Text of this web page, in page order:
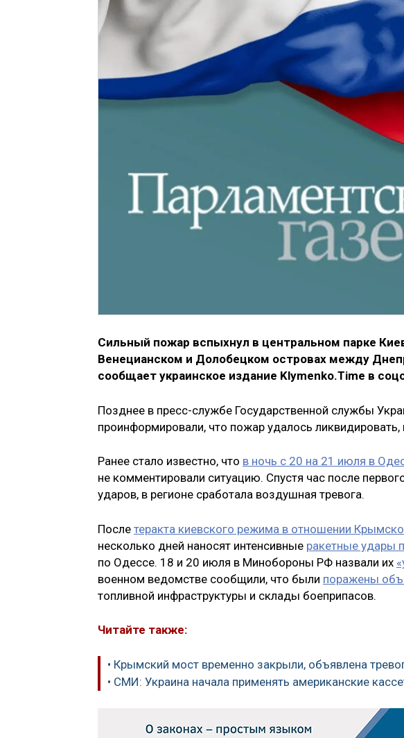
Сильный пожар вспыхнул в центральном парке
Венецианском и Долобецком островах между
сообщает украинское издание Klymenko.Time в
Позднее в пресс-службе Государственной службы
проинформировали, что пожар удалось ликвидировать,
Ранее стало известно, что в ночь с 20 на 21 июля в
не комментировали ситуацию. Спустя час после
ударов, в регионе сработала воздушная тревога.
После теракта киевского режима в отношении
несколько дней наносят интенсивные ракетные удары
по Одессе. 18 и 20 июля в Минобороны РФ назвали их
военном ведомстве сообщили, что были поражены
топливной инфраструктуры и склады боеприпасов.
Читайте также:
• Крымский мост временно закрыли, объявлена
• СМИ: Украина начала применять американские